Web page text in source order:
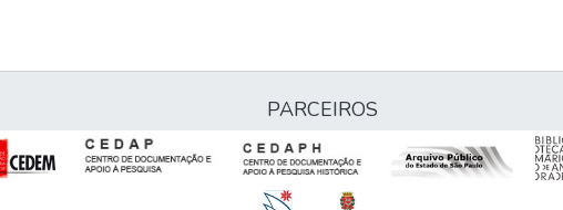
PARCEIROS